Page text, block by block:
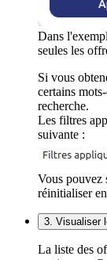
Dans
seules les
Si vous
certains
recherche.
Les filtres
suivante :
Vous pouvez
réinitialiser
3. Visualiser
La liste des